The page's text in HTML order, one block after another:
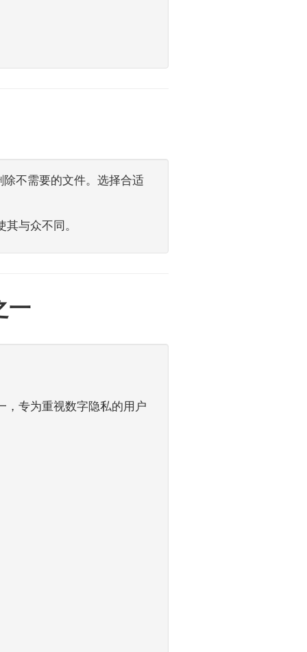
不需要的文件。选择合适
与众不同。
一
，专为重视数字隐私的用户